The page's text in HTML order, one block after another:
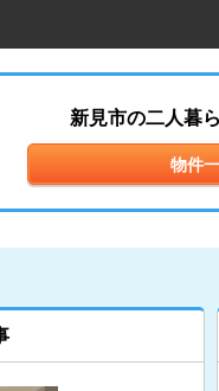
新見市の二人暮
物件